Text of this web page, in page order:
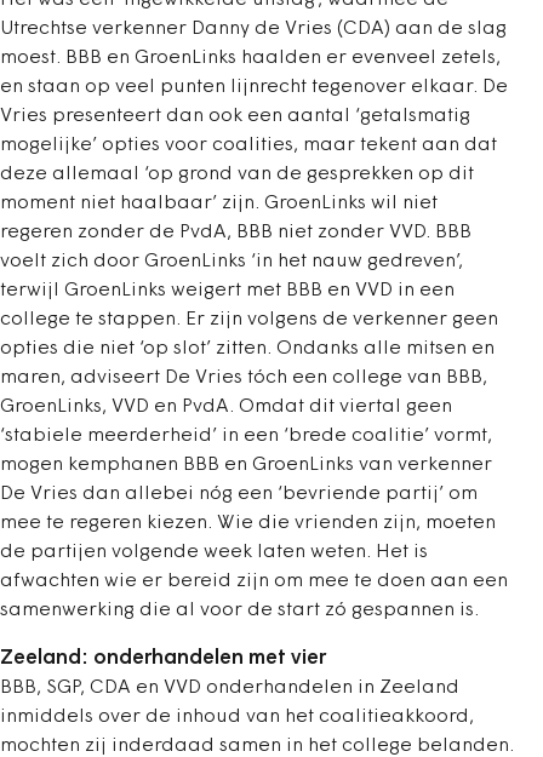
Utrechtse verkenner Danny de Vries (CDA) aan de slag
moest. BBB en GroenLinks haalden er evenveel zetels,
en staan op veel punten lijnrecht tegenover elkaar. De
Vries presenteert dan ook een aantal ‘getalsmatig
mogelijke’ opties voor coalities, maar tekent aan dat
deze allemaal ‘op grond van de gesprekken op dit
moment niet haalbaar’ zijn. GroenLinks wil niet
regeren zonder de PvdA, BBB niet zonder VVD. BBB
voelt zich door GroenLinks ‘in het nauw gedreven’,
terwijl GroenLinks weigert met BBB en VVD in een
college te stappen. Er zijn volgens de verkenner geen
opties die niet ‘op slot’ zitten. Ondanks alle mitsen en
maren, adviseert De Vries tóch een college van BBB,
GroenLinks, VVD en PvdA. Omdat dit viertal geen
‘stabiele meerderheid’ in een ‘brede coalitie’ vormt,
mogen kemphanen BBB en GroenLinks van verkenner
De Vries dan allebei nóg een ‘bevriende partij’ om
mee te regeren kiezen. Wie die vrienden zijn, moeten
de partijen volgende week laten weten. Het is
afwachten wie er bereid zijn om mee te doen aan een
samenwerking die al voor de start zó gespannen is.
Zeeland: onderhandelen met vier
BBB, SGP, CDA en VVD onderhandelen in Zeeland
inmiddels over de inhoud van het coalitieakkoord,
mochten zij inderdaad samen in het college belanden.